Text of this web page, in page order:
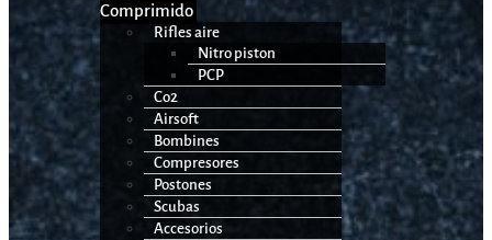
Comprimido
Rifles aire
Nitro piston
PCP
Co2
Airsoft
Bombines
Compresores
Postones
Scubas
Accesorios